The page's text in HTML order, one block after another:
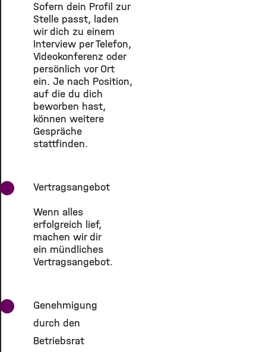
Sofern dein Profil zur
Stelle passt, laden
wir dich zu einem
Interview per Telefon,
Videokonferenz oder
persönlich vor Ort
ein. Je nach Position,
auf die du dich
beworben hast,
können weitere
Gespräche
stattfinden.
Vertragsangebot
Wenn alles
erfolgreich lief,
machen wir dir
ein mündliches
Vertragsangebot.
Genehmigung
durch den
Betriebsrat